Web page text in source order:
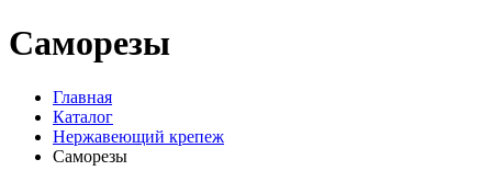
Саморезы
Главная
Каталог
Нержавеющий крепеж
Саморезы